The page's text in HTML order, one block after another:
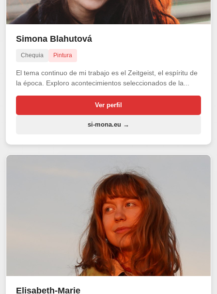
Simona Blahutová
Chequia Pintura
El tema continuo de mi trabajo es el Zeitgeist, el espíritu de
la época. Exploro acontecimientos seleccionados de la...
Ver perfil
si-mona.eu →
Elisabeth-Marie